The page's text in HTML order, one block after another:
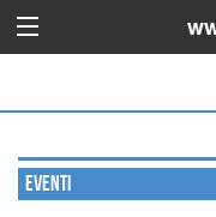
Eventi